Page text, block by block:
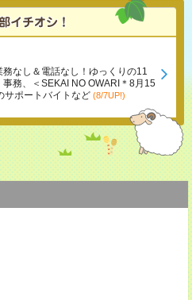
務なし＆電話なし！ゆっくりの11
務、＜SEKAI NO OWARI＊8月15
サポートバイトなど (8/7UP!)